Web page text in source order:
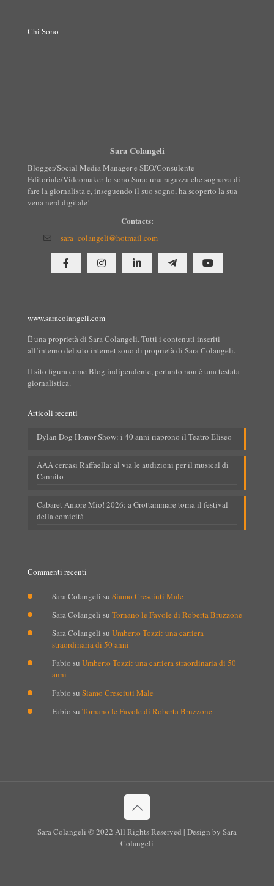
Chi Sono
Sara Colangeli
Blogger/Social Media Manager e SEO/Consulente
Editoriale/Videomaker Io sono Sara: una ragazza che sognava di
fare la giornalista e, inseguendo il suo sogno, ha scoperto la sua
vena nerd digitale!
Contacts:
sara_colangeli@hotmail.com
www.saracolangeli.com
È una proprietà di Sara Colangeli. Tutti i contenuti inseriti
all’interno del sito internet sono di proprietà di Sara Colangeli.
Il sito figura come Blog indipendente, pertanto non è una testata
giornalistica.
Articoli recenti
Dylan Dog Horror Show: i 40 anni riaprono il Teatro Eliseo
AAA cercasi Raffaella: al via le audizioni per il musical di
Cannito
Cabaret Amore Mio! 2026: a Grottammare torna il festival
della comicità
Commenti recenti
Sara Colangeli su Siamo Cresciuti Male
Sara Colangeli su Tornano le Favole di Roberta Bruzzone
Sara Colangeli su Umberto Tozzi: una carriera
straordinaria di 50 anni
Fabio su Umberto Tozzi: una carriera straordinaria di 50
anni
Fabio su Siamo Cresciuti Male
Fabio su Tornano le Favole di Roberta Bruzzone
Sara Colangeli © 2022 All Rights Reserved | Design by Sara
Colangeli